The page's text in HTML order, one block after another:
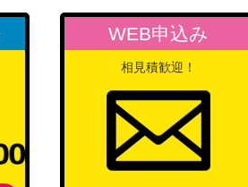
WEB申込み
相見積歓迎！